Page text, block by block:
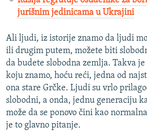
jurišnim jedinicama u Ukrajini
Ali ljudi, iz istorije znamo da ljudi
ili drugim putem, možete biti
da budete slobodna zemlja. Takva
koju znamo, hoću reći, jedna od
ona stare Grčke. Ljudi su vrlo
slobodni, a onda, jednu generaciju
može da se ponovo čini kao
je to glavno pitanje.